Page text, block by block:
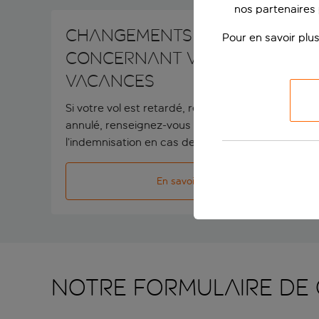
Changements imprévus
concernant vos
vacances
Si votre vol est retardé, reprogrammé ou
annulé, renseignez-vous sur vos options et sur
l’indemnisation en cas de retards de vol.
En savoir plus
Notre formulaire
nos partenaires
Pour en savoir